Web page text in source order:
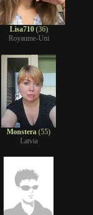
Lisa710(36)
Royaume-Uni
Monstera (55)
Latvia